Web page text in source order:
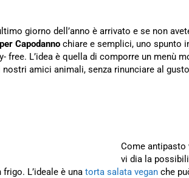
giorno dell’anno è arrivato e se non
Capodanno chiare e semplici, uno spunto
free. L’idea è quella di comporre un menù
amici animali, senza rinunciare al
Come antipasto
vi dia la
L’ideale è una torta salata vegan che